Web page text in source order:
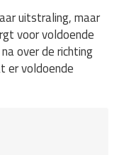
uitstraling, maar
voor voldoende
over de richting
er voldoende